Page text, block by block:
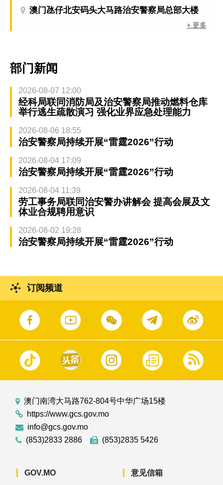
澳门氹仔北安码头大马路治安警察局总部大楼
+ 更多
部门新闻
2026-08-07 12:00
经科局联同消防局及治安警察局推动燃料仓库
举行逃生疏散演习 强化业界应急处理能力
2026-08-06 18:55
治安警察局持续开展“雷霆2026”行动
2026-08-04 17:09
治安警察局持续开展“雷霆2026”行动
2026-08-04 11:39
劳工事务局联同治安警办讲解会 提高会展及文
体业合规聘用意识
2026-08-02 19:28
治安警察局持续开展“雷霆2026”行动
订阅频道
澳门南湾大马路762-804号中华广场15楼
https://www.gcs.gov.mo
info@gcs.gov.mo
(853)2833 2886
(853)2835 5426
GOV.MO 意见信箱